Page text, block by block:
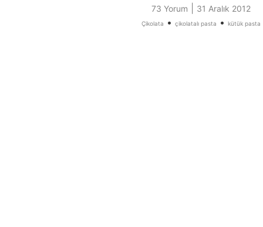
73 Yorum 31 Aralık 2012
Çikolata • çikolatalı pasta • kütük pasta